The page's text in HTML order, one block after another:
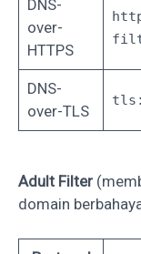
DNS-
over-
HTTPS
DNS-
over-TLS
Adult Filter
domain